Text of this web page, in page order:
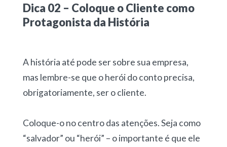
Dica 02 – Coloque o Cliente como
Protagonista da História
A história até pode ser sobre sua empresa,
mas lembre-se que o herói do conto precisa,
obrigatoriamente, ser o cliente.
Coloque-o no centro das atenções. Seja como
“salvador” ou “herói” – o importante é que ele